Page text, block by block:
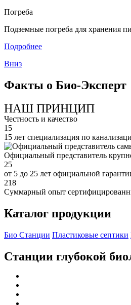
Погреба
Подземные погреба для хранения
Подробнее
Вниз
Факты о Био-Эксперт
НАШ ПРИНЦИП
Честность и качество
15
15 лет специализация по
Официальный представитель
25
от 5 до 25 лет официальной
218
Суммарный опыт
Каталог продукции
Био Станции Пластиковые септики
Станции глубокой